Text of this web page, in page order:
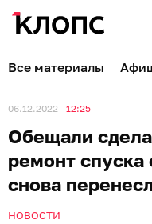
Все материалы
06.12.2022 12:25
Обещали
ремонт спуска
снова
НОВОСТИ